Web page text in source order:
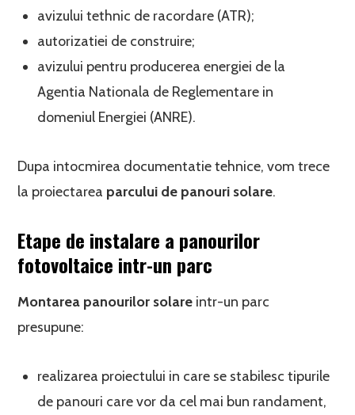
avizului tethnic de racordare (ATR);
autorizatiei de construire;
avizului pentru producerea energiei de la
Agentia Nationala de Reglementare in
domeniul Energiei (ANRE).
Dupa intocmirea documentatie tehnice, vom trece
la proiectarea parcului de panouri solare.
Etape de instalare a panourilor
fotovoltaice intr-un parc
Montarea panourilor solare intr-un parc
presupune:
realizarea proiectului in care se stabilesc tipurile
de panouri care vor da cel mai bun randament,